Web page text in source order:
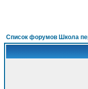
Список форумов Школа